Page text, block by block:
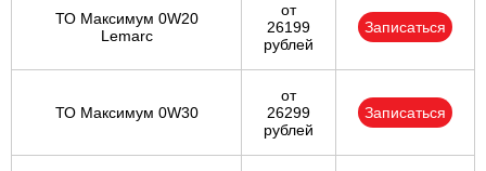
ТО Максимум 0W20
Lemarc
от
26199
рублей
Записаться
ТО Максимум 0W30
от
26299
рублей
Записаться